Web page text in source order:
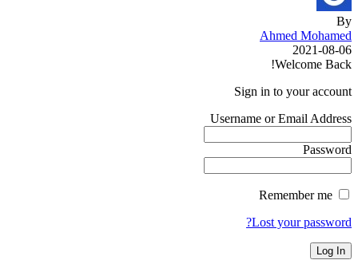
By
Ahmed Mohamed
2021-08-06
Welcome Back!
Sign in to your account
Username or Email Address
Password
Lost your password?